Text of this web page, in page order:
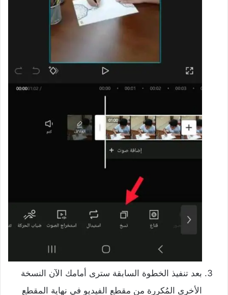
بعد تنفيذ الخطوة السابقة سترى أمامك الآن النسخة
الأخرى المُكررة من مقطع الفيديو في نهاية المقطع